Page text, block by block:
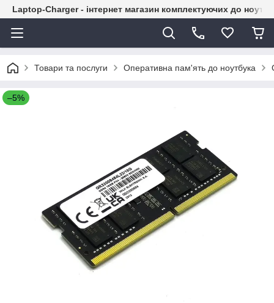
Laptop-Charger - інтернет магазин комплектуючих до
Товари та послуги Оперативна пам'ять до ноутбука
–5%